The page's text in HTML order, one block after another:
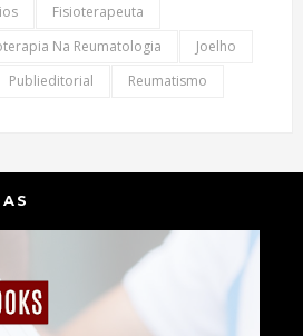
Fisioterapeuta
Na Reumatologia
Joelho
Publieditorial Reumatismo